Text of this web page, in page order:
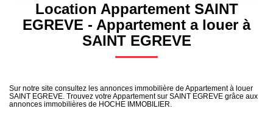
NOTRE AGENCE
CONTACT
Sélectionnez...
Type de bien
Surface min
Location Appartement SAINT
EGREVE - Appartement a louer à
SAINT EGREVE
Sur notre site consultez les annonces immobilière de Appartement à louer
SAINT EGREVE. Trouvez votre Appartement sur SAINT EGREVE grâce aux
annonces immobilières de HOCHE IMMOBILIER.